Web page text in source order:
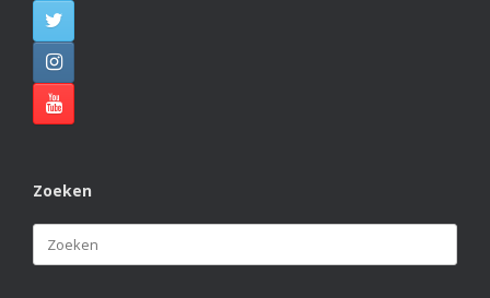
Zoeken
Zoeken
naar: